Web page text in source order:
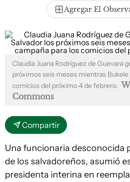
Agregar El
Claudia Juana Rodríguez de Guevara
próximos seis meses mientras Bukele
comicios del próximo 4 de febrero.
Commons
Compartir
Una funcionaria desconocida
de los salvadoreños, asumió
presidenta interina en